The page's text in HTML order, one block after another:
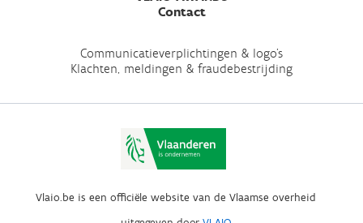
Contact
Communicatieverplichtingen & logo's
Klachten, meldingen & fraudebestrijding
Vlaio.be is een officiële website van de Vlaamse overheid